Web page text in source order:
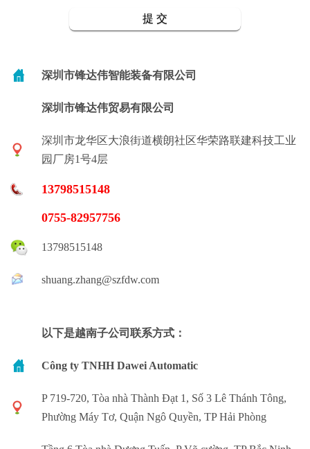
深圳市锋达伟智能装备有限公司
深圳市锋达伟贸易有限公司
深圳市龙华区大浪街道横朗社区华荣路联建科技工业
园厂房1号4层
13798515148
0755-82957756
13798515148
shuang.zhang@szfdw.com
以下是越南子公司联系方式：
Công ty TNHH Dawei Automatic
P 719-720, Tòa nhà Thành Đạt 1, Số 3 Lê Thánh Tông,
Phường Máy Tơ, Quận Ngô Quyền, TP Hải Phòng